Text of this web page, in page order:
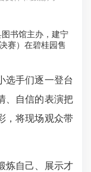
书馆主办，建宁
赛）在碧桂园售
选手们逐一登台
、自信的表演把
，将现场观众带
炼自己、展示才